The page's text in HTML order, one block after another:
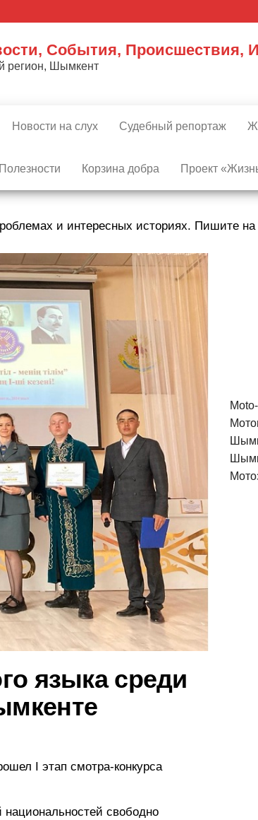
События, Происшествия,
регион, Шымкент
Новости на слух Судебный репортаж
Полезности Корзина добра Проект
и интересных историях. Пишите на
языка среди
I этап смотра-конкурса
национальностей свободно